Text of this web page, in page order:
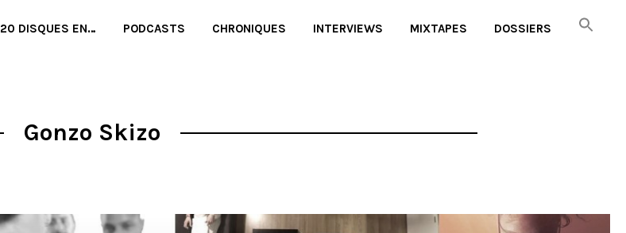
20 DISQUES EN… PODCASTS CHRONIQUES INTERVIEWS MIXTAPES DOSSIERS
Gonzo Skizo